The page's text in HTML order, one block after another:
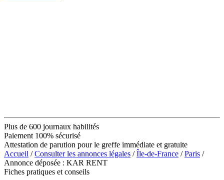
Plus de 600 journaux habilités
Paiement 100% sécurisé
Attestation de parution pour le greffe immédiate et gratuite
Accueil /Consulter les annonces légales /Île-de-France /Paris /
Annonce déposée : KAR RENT
Fiches pratiques et conseils